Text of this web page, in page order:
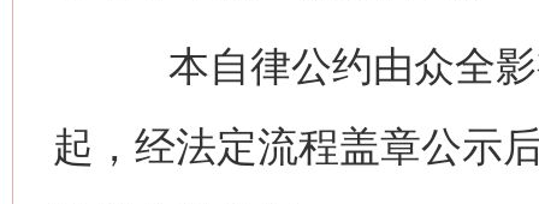
本自律公约由众全影
起，经法定流程盖章公示